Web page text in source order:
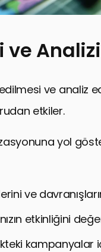
ve Analizi
ve analiz
etkiler.
yol
ve
etkinliğini
kampanyalar